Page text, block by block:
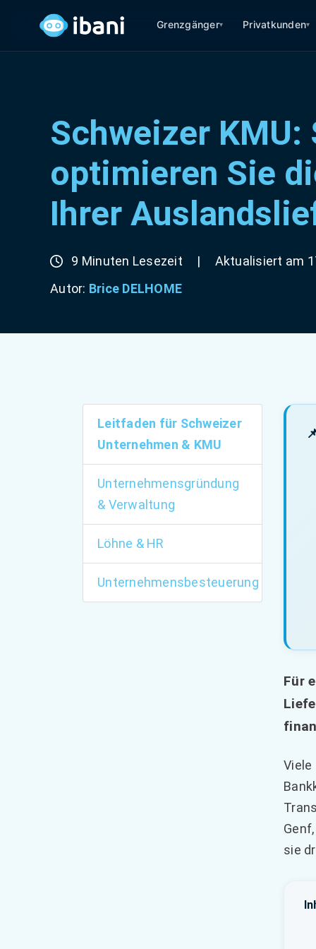
Grenzgänger▾ Privatkunden▾
Schweizer KMU:
optimieren Sie
Ihrer
9 Minuten Lesezeit |
Aktualisiert am
Autor: Brice DELHOME
Leitfaden für Schweizer
Unternehmen & KMU
Unternehmensgründung
& Verwaltung
Löhne & HR
Unternehmensbesteuerung
Für
Viele
sie